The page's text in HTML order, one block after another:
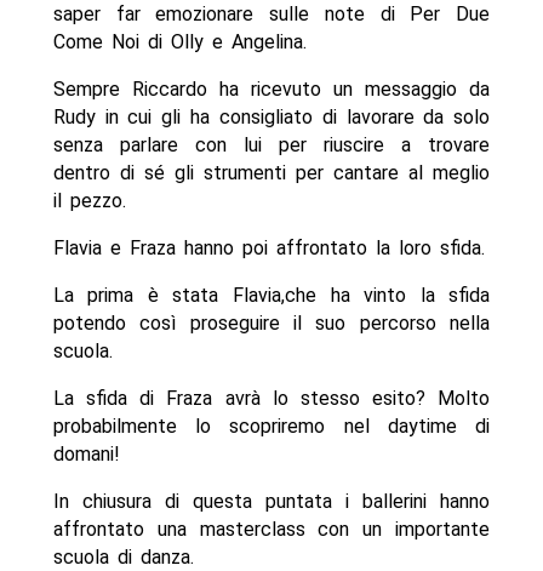
saper far emozionare sulle note di Per Due
Come Noi di Olly e Angelina.
Sempre Riccardo ha ricevuto un messaggio da
Rudy in cui gli ha consigliato di lavorare da solo
senza parlare con lui per riuscire a trovare
dentro di sé gli strumenti per cantare al meglio
il pezzo.
Flavia e Fraza hanno poi affrontato la loro sfida.
La prima è stata Flavia,che ha vinto la sfida
potendo così proseguire il suo percorso nella
scuola.
La sfida di Fraza avrà lo stesso esito? Molto
probabilmente lo scopriremo nel daytime di
domani!
In chiusura di questa puntata i ballerini hanno
affrontato una masterclass con un importante
scuola di danza.